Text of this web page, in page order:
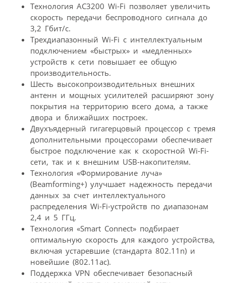
Технология AC3200 Wi-Fi позволяет увеличить
скорость передачи беспроводного сигнала до
3,2 Гбит/с.
Трехдиапазонный Wi-Fi с интеллектуальным
подключением «быстрых» и «медленных»
устройств к сети повышает ее общую
производительность.
Шесть высокопроизводительных внешних
антенн и мощных усилителей расширяют зону
покрытия на территорию всего дома, а также
двора и ближайших построек.
Двухъядерный гигагерцовый процессор с тремя
дополнительными процессорами обеспечивает
быстрое подключение как к скоростной Wi-Fi-
сети, так и к внешним USB-накопителям.
Технология «Формирование луча»
(Beamforming+) улучшает надежность передачи
данных за счет интеллектуального
распределения Wi-Fi-устройств по диапазонам
2,4 и 5 ГГц.
Технология «Smart Connect» подбирает
оптимальную скорость для каждого устройства,
включая устаревшие (стандарта 802.11n) и
новейшие (802.11ac).
Поддержка VPN обеспечивает безопасный